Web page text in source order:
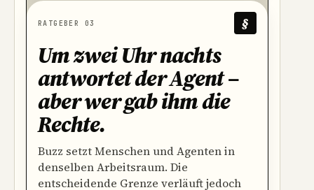
RATGEBER 03 §
Um zwei Uhr nachts
antwortet der Agent –
aber wer gab ihm die
Rechte.
Buzz setzt Menschen und Agenten in
denselben Arbeitsraum. Die
entscheidende Grenze verläuft jedoch